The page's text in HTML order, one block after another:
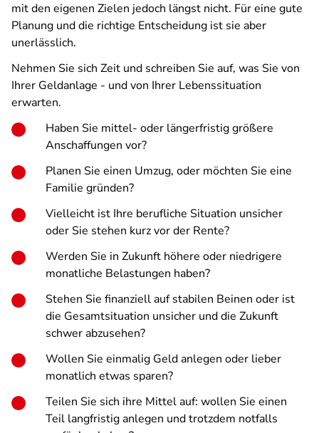
mit den eigenen Zielen jedoch längst nicht. Für eine gute
Planung und die richtige Entscheidung ist sie aber
unerlässlich.
Nehmen Sie sich Zeit und schreiben Sie auf, was Sie von
Ihrer Geldanlage - und von Ihrer Lebenssituation
erwarten.
Haben Sie mittel- oder längerfristig größere
Anschaffungen vor?
Planen Sie einen Umzug, oder möchten Sie eine
Familie gründen?
Vielleicht ist Ihre berufliche Situation unsicher
oder Sie stehen kurz vor der Rente?
Werden Sie in Zukunft höhere oder niedrigere
monatliche Belastungen haben?
Stehen Sie finanziell auf stabilen Beinen oder ist
die Gesamtsituation unsicher und die Zukunft
schwer abzusehen?
Wollen Sie einmalig Geld anlegen oder lieber
monatlich etwas sparen?
Teilen Sie sich ihre Mittel auf: wollen Sie einen
Teil langfristig anlegen und trotzdem notfalls